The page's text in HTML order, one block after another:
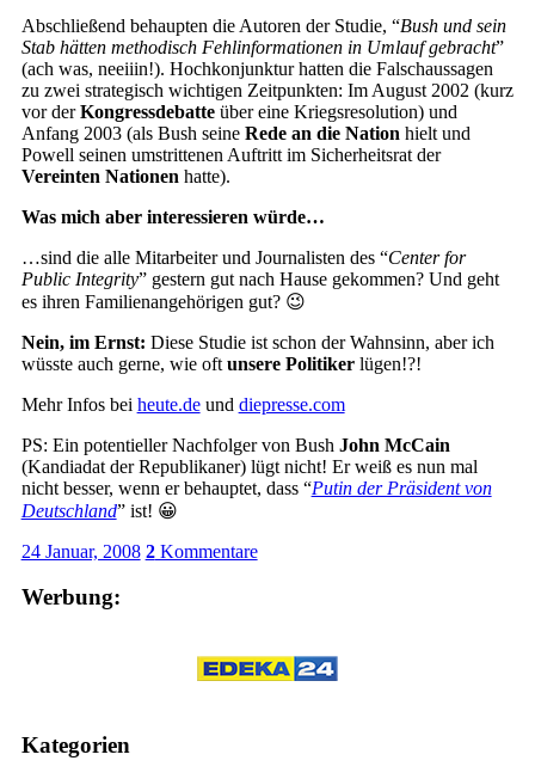
Abschließend behaupten die Autoren der Studie, “Bush und sein
Stab hätten methodisch Fehlinformationen in Umlauf gebracht”
(ach was, neeiiin!). Hochkonjunktur hatten die Falschaussagen
zu zwei strategisch wichtigen Zeitpunkten: Im August 2002 (kurz
vor derKongressdebatte über eine Kriegsresolution) und
Anfang 2003 (als Bush seine Rede an die Nation hielt und
Powell seinen umstrittenen Auftritt im Sicherheitsrat der
Vereinten Nationen hatte).
Was mich aber interessieren würde…
…sind die alle Mitarbeiter und Journalisten des “Center for
Public Integrity” gestern gut nach Hause gekommen? Und geht
es ihren Familienangehörigen gut? 😉
Nein, im Ernst: Diese Studie ist schon der Wahnsinn, aber ich
wüsste auch gerne, wie oft unsere Politikerlügen!?!
Mehr Infos bei heute.deund diepresse.com
PS: Ein potentieller Nachfolger von Bush John McCain
(Kandiadat der Republikaner) lügt nicht! Er weiß es nun mal
nicht besser, wenn er behauptet, dass “Putin der Präsident von
Deutschland” ist! 😀
24 Januar, 2008 2Kommentare
Werbung:
Kategorien